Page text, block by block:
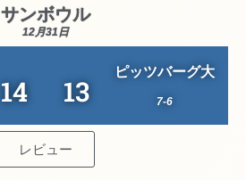
サンボウル
12月31日
14 13
ピッツバーグ大
7-6
レビュー